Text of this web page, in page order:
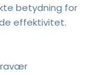
betydning for
effektivitet.